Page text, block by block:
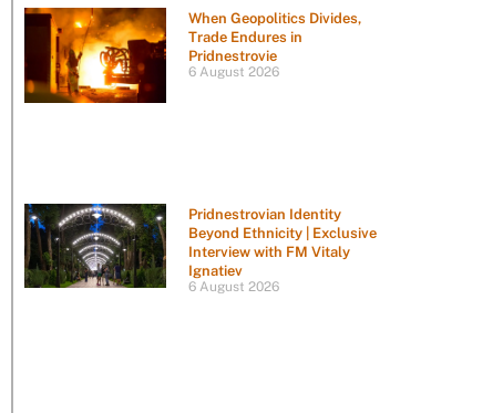
When Geopolitics Divides,
Trade Endures in
Pridnestrovie
6 August 2026
Pridnestrovian Identity
Beyond Ethnicity | Exclusive
Interview with FM Vitaly
Ignatiev
6 August 2026